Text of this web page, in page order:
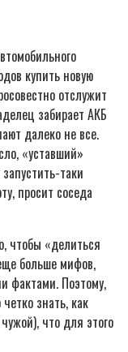
купить новую
отслужит
забирает АКБ
далеко не все.
«уставший»
таки
просит соседа
чтобы «делиться
больше мифов,
фактами. Поэтому,
знать, как
что для этого